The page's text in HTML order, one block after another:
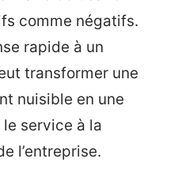
comme négatifs.
rapide à un
transformer une
nuisible en une
service à la
l’entreprise.